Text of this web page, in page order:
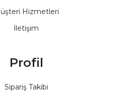
Hizmetleri
İletişim
Profil
Sipariş Takibi